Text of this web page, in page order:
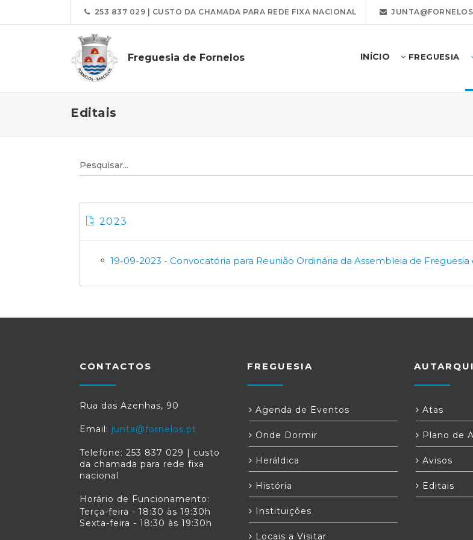
253 837 029 | CUSTO DA CHAMADA PARA REDE FIXA NACIONAL
Freguesia de Fornelos INÍCIO FREGUESIA
Editais
2023
19-09-2023 - Convocatória para Reunião Ordinária da Assembleia de
CONTACTOS
Rua das Azenhas, 90
Email: junta@fornelos.pt
Telefone: 253 837 029 | custo
da chamada para rede fixa
nacional
Horário de Funcionamento:
Terça-feira - 18:30 às 19:30h
Sexta-feira - 18:30 às 19:30h
FREGUESIA
Agenda de Eventos
Onde Dormir
Heráldica
História
Instituições
Locais a Visitar
Atas
Plano de
Avisos
Editais